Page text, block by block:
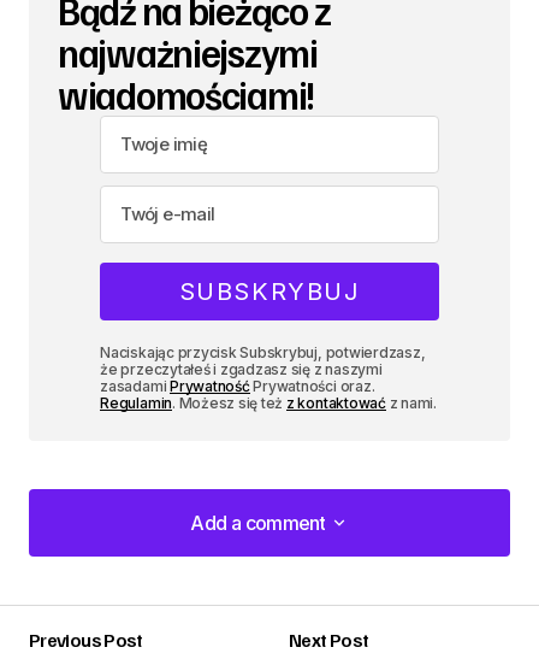
Bądź na bieżąco z
najważniejszymi
wiadomościami!
Naciskając przycisk Subskrybuj, potwierdzasz,
że przeczytałeś i zgadzasz się z naszymi
zasadamiPrywatnośćPrywatności oraz.
Regulamin. Możesz się też z kontaktowaćz nami.
Add a comment
Add a comment
Previous Post
Next Post